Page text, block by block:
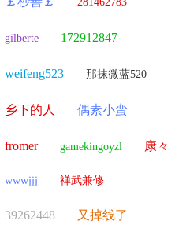
gilberte 172912847
weifeng523 那抹微蓝520
乡下的人 偶素小蛮
fromer gamekingoyzl 康々
wwwjjj 禅武兼修
39262448 又掉线了